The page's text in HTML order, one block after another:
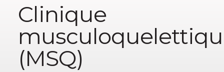
webClinique
(MSQ)
santé!
*
Courriel
*